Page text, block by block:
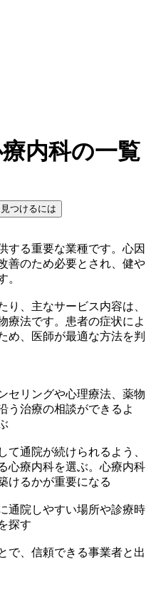
内科の一覧
つけるには
する重要な業種です。心因
善のため必要とされ、健や
。
り、主なサービス内容は、
療法です。患者の症状によ
め、医師が最適な方法を判
セリングや心理療法、薬物
う治療の相談ができるよ
て通院が続けられるよう、
心療内科を選ぶ。心療内科
けるかが重要になる
通院しやすい場所や診療時
探す
で、信頼できる事業者と出